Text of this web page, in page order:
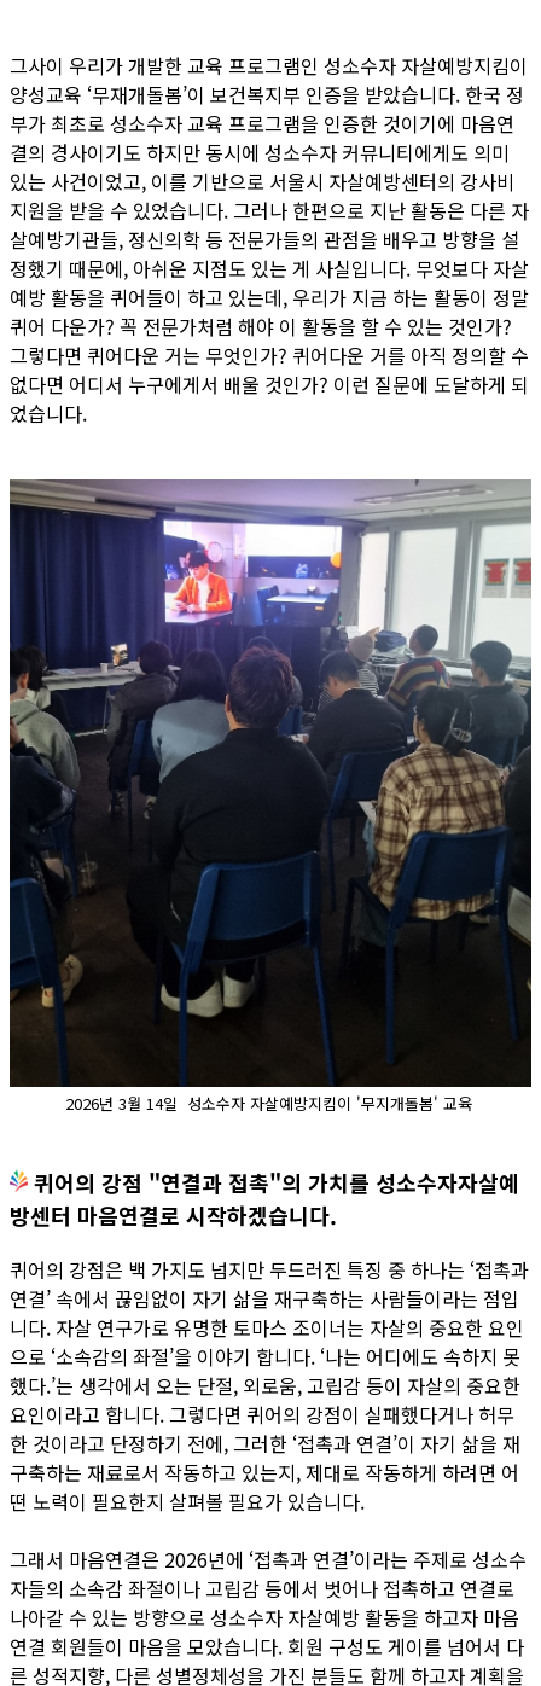
그사이 우리가 개발한 교육 프로그램인 성소수자 자살예방지킴이
양성교육 ‘무재개돌봄’이 보건복지부 인증을 받았습니다. 한국 정
부가 최초로 성소수자 교육 프로그램을 인증한 것이기에 마음연
결의 경사이기도 하지만 동시에 성소수자 커뮤니티에게도 의미
있는 사건이었고, 이를 기반으로 서울시 자살예방센터의 강사비
지원을 받을 수 있었습니다. 그러나 한편으로 지난 활동은 다른 자
살예방기관들, 정신의학 등 전문가들의 관점을 배우고 방향을 설
정했기 때문에, 아쉬운 지점도 있는 게 사실입니다. 무엇보다 자살
예방 활동을 퀴어들이 하고 있는데, 우리가 지금 하는 활동이 정말
퀴어 다운가? 꼭 전문가처럼 해야 이 활동을 할 수 있는 것인가?
그렇다면 퀴어다운 거는 무엇인가? 퀴어다운 거를 아직 정의할 수
없다면 어디서 누구에게서 배울 것인가? 이런 질문에 도달하게 되
었습니다.
2026년 3월 14일 성소수자 자살예방지킴이 '무지개돌봄' 교육
퀴어의 강점 "연결과 접촉"의 가치를 성소수자자살예
방센터 마음연결로 시작하겠습니다.
퀴어의 강점은 백 가지도 넘지만 두드러진 특징 중 하나는 ‘접촉과
연결’ 속에서 끊임없이 자기 삶을 재구축하는 사람들이라는 점입
니다. 자살 연구가로 유명한 토마스 조이너는 자살의 중요한 요인
으로 ‘소속감의 좌절’을 이야기 합니다. ‘나는 어디에도 속하지 못
했다.’는 생각에서 오는 단절, 외로움, 고립감 등이 자살의 중요한
요인이라고 합니다. 그렇다면 퀴어의 강점이 실패했다거나 허무
한 것이라고 단정하기 전에, 그러한 ‘접촉과 연결’이 자기 삶을 재
구축하는 재료로서 작동하고 있는지, 제대로 작동하게 하려면 어
떤 노력이 필요한지 살펴볼 필요가 있습니다.
그래서 마음연결은 2026년에 ‘접촉과 연결’이라는 주제로 성소수
자들의 소속감 좌절이나 고립감 등에서 벗어나 접촉하고 연결로
나아갈 수 있는 방향으로 성소수자 자살예방 활동을 하고자 마음
연결 회원들이 마음을 모았습니다. 회원 구성도 게이를 넘어서 다
른 성적지향, 다른 성별정체성을 가진 분들도 함께 하고자 계획을